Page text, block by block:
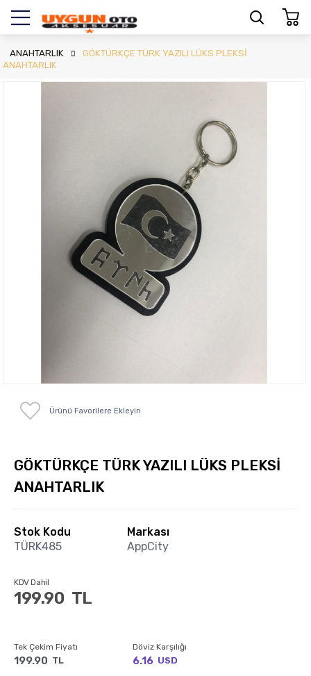
ANAHTARLIK
GÖKTÜRKÇE TÜRK YAZILI LÜKS PLEKSİ
ANAHTARLIK
Ürünü Favorilere Ekleyin
GÖKTÜRKÇE TÜRK YAZILI LÜKS PLEKSİ
ANAHTARLIK
Stok Kodu
TÜRK485
Markası
AppCity
199.90 TL
KDV Dahil
Tek Çekim Fiyatı
199.90 TL
Döviz Karşılığı
6.16 USD